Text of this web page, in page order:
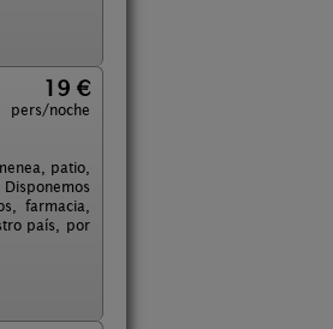
19 €
pers/noche
patio,
farmacia,
país, por